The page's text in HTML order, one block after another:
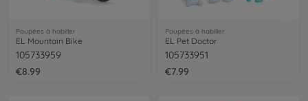
Poupées à habiller
EL Mountain Bike
105733959
€8.99
Poupées à habiller
EL Pet Doctor
105733951
€7.99